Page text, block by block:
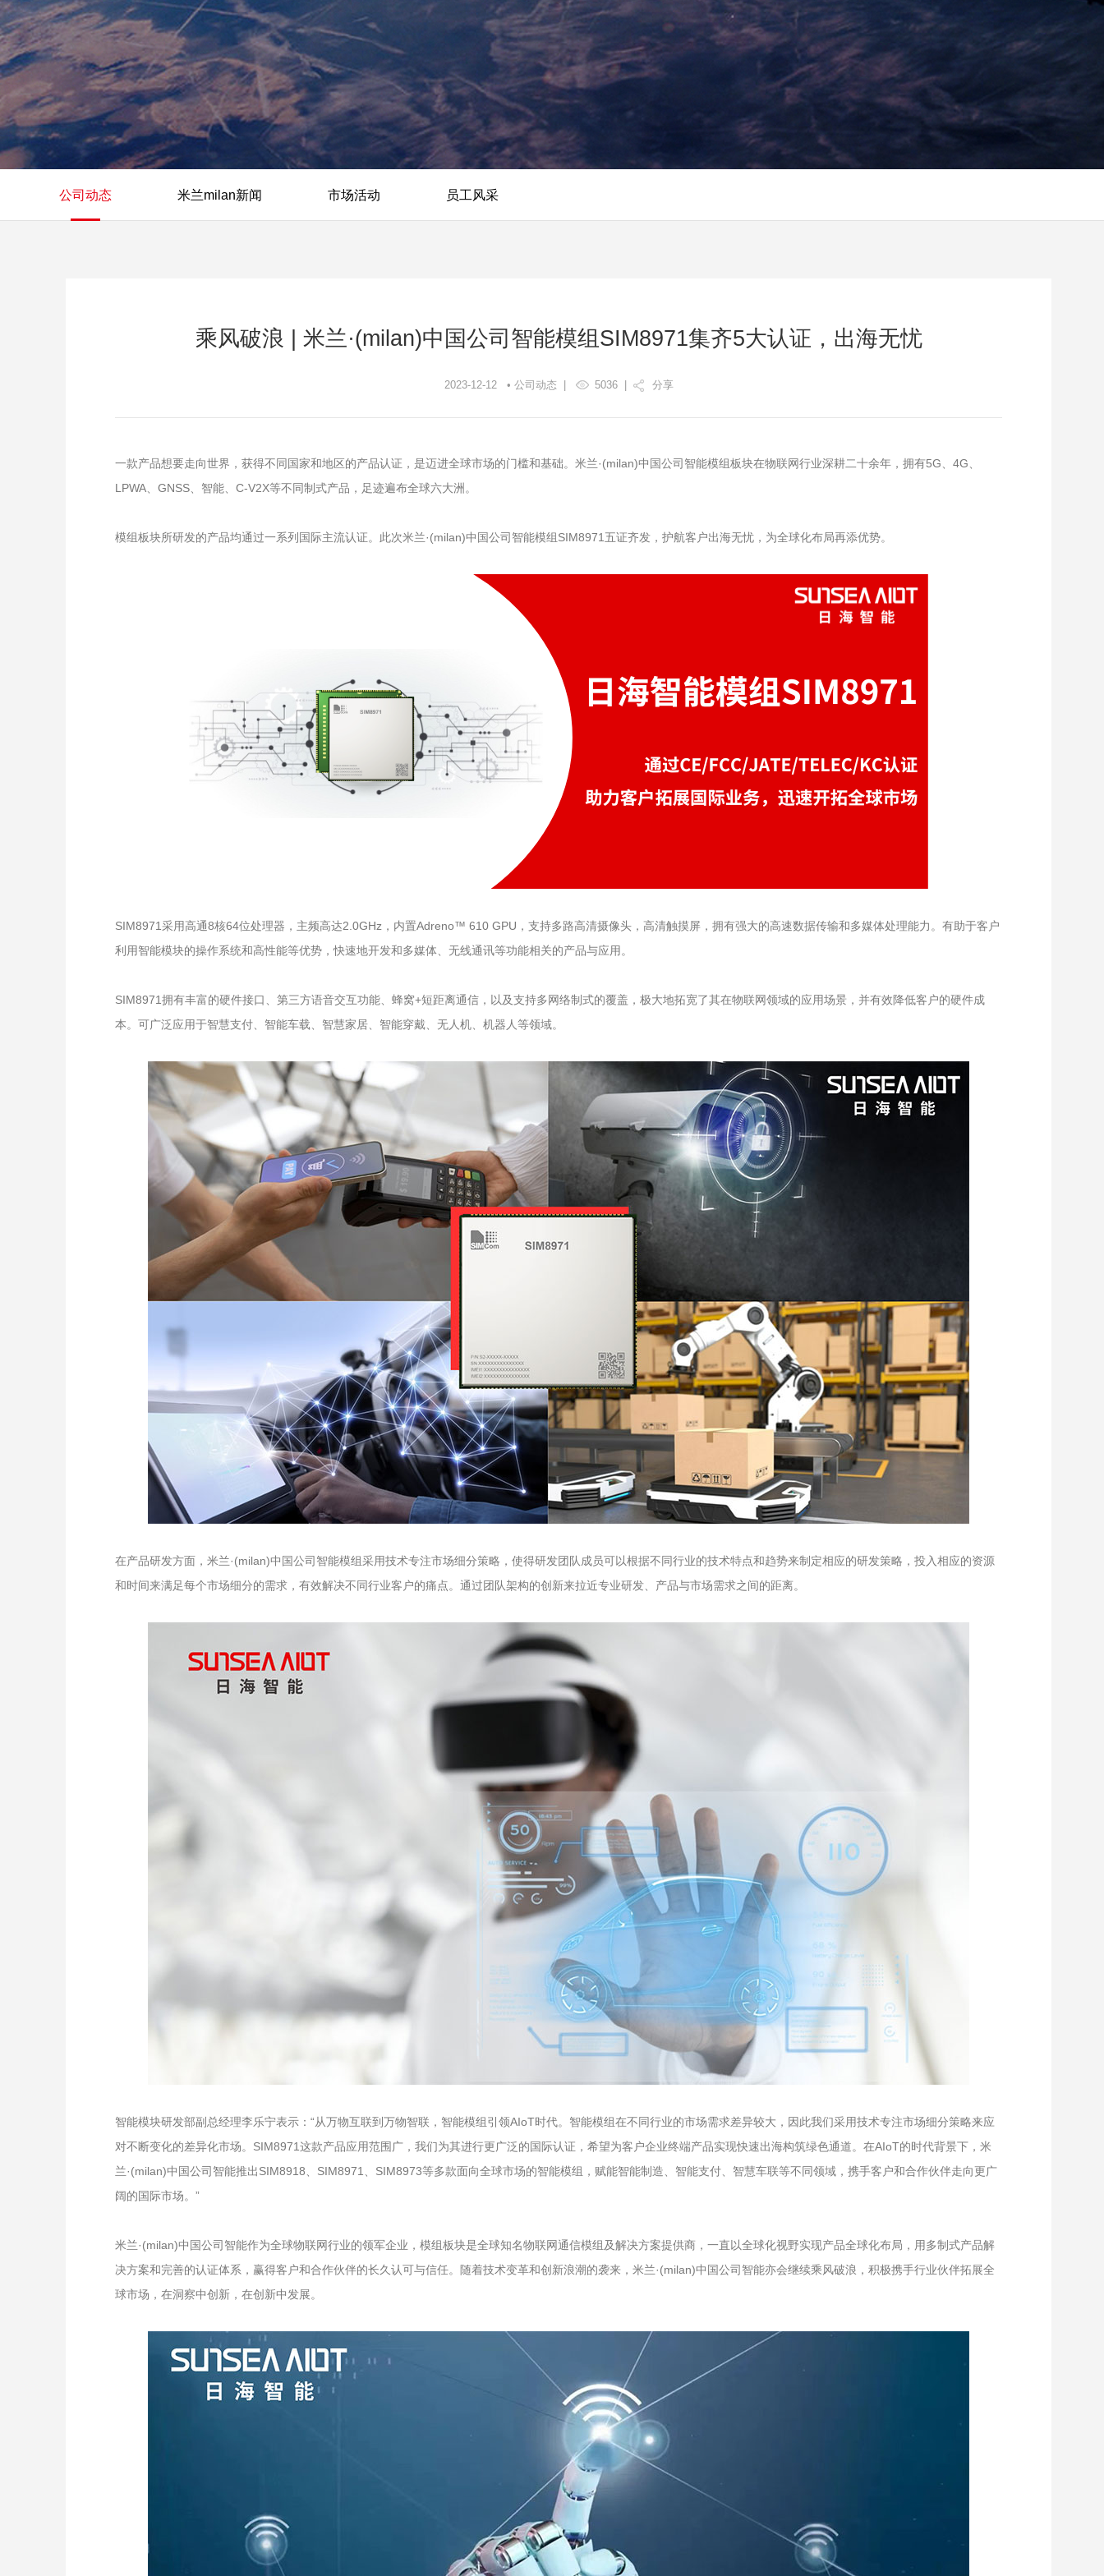
公司动态 米兰milan新闻 市场活动 员工风采
乘风破浪 | 米兰·(milan)中国公司智能模组SIM8971集齐5大认证，出海无忧
2023-12-12 • 公司动态 | 5036| 分享
一款产品想要走向世界，获得不同国家和地区的产品认证，是迈进全球市场的门槛和基础。米兰·(milan)中国公司智能模组板块在物联网行业深耕二十余年，拥有5G、4G、
LPWA、GNSS、智能、C-V2X等不同制式产品，足迹遍布全球六大洲。
模组板块所研发的产品均通过一系列国际主流认证。此次米兰·(milan)中国公司智能模组SIM8971五证齐发，护航客户出海无忧，为全球化布局再添优势。
SIM8971采用高通8核64位处理器，主频高达2.0GHz，内置Adreno™ 610 GPU，支持多路高清摄像头，高清触摸屏，拥有强大的高速数据传输和多媒体处理能力。有助于客户
利用智能模块的操作系统和高性能等优势，快速地开发和多媒体、无线通讯等功能相关的产品与应用。
SIM8971拥有丰富的硬件接口、第三方语音交互功能、蜂窝+短距离通信，以及支持多网络制式的覆盖，极大地拓宽了其在物联网领域的应用场景，并有效降低客户的硬件成
本。可广泛应用于智慧支付、智能车载、智慧家居、智能穿戴、无人机、机器人等领域。
在产品研发方面，米兰·(milan)中国公司智能模组采用技术专注市场细分策略，使得研发团队成员可以根据不同行业的技术特点和趋势来制定相应的研发策略，投入相应的资源
和时间来满足每个市场细分的需求，有效解决不同行业客户的痛点。通过团队架构的创新来拉近专业研发、产品与市场需求之间的距离。
智能模块研发部副总经理李乐宁表示：“从万物互联到万物智联，智能模组引领AIoT时代。智能模组在不同行业的市场需求差异较大，因此我们采用技术专注市场细分策略来应
对不断变化的差异化市场。SIM8971这款产品应用范围广，我们为其进行更广泛的国际认证，希望为客户企业终端产品实现快速出海构筑绿色通道。在AIoT的时代背景下，米
兰·(milan)中国公司智能推出SIM8918、SIM8971、SIM8973等多款面向全球市场的智能模组，赋能智能制造、智能支付、智慧车联等不同领域，携手客户和合作伙伴走向更广
阔的国际市场。”
米兰·(milan)中国公司智能作为全球物联网行业的领军企业，模组板块是全球知名物联网通信模组及解决方案提供商，一直以全球化视野实现产品全球化布局，用多制式产品解
决方案和完善的认证体系，赢得客户和合作伙伴的长久认可与信任。随着技术变革和创新浪潮的袭来，米兰·(milan)中国公司智能亦会继续乘风破浪，积极携手行业伙伴拓展全
球市场，在洞察中创新，在创新中发展。